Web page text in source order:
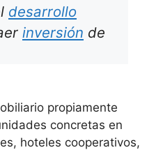
desarrollo
inversión de
propiamente
concretas en
hoteles cooperativos,